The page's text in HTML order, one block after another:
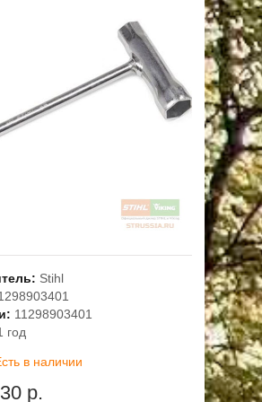
И СЕРВИС
СОГЛАШЕНИЕ
Stihl
11298903401
год
в наличии
р.